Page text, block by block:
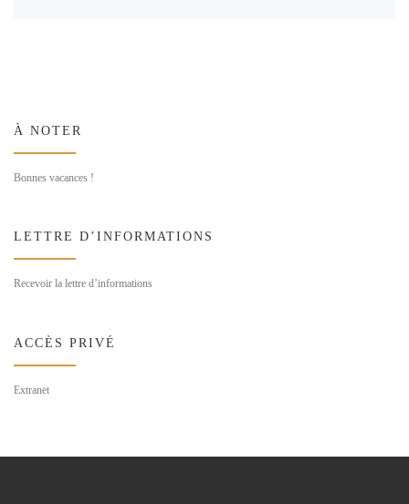
À NOTER
Bonnes vacances !
LETTRE D’INFORMATIONS
Recevoir la lettre d’informations
ACCÈS PRIVÉ
Extranet